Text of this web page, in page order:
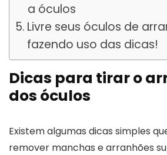
a óculos
Livre seus óculos de
fazendo uso das dicas!
Dicas para tirar o
dos óculos
Existem algumas dicas simples
remover manchas e arranhões